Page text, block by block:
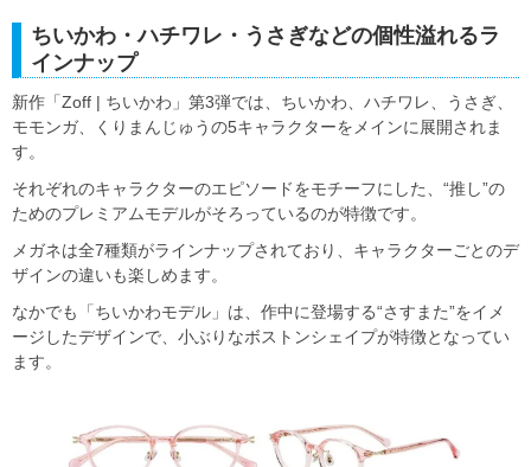
ちいかわ・ハチワレ・うさぎなどの個性溢れるラ
インナップ
新作「Zoff | ちいかわ」第3弾では、ちいかわ、ハチワレ、うさぎ、
モモンガ、くりまんじゅうの5キャラクターをメインに展開されま
す。
それぞれのキャラクターのエピソードをモチーフにした、“推し”の
ためのプレミアムモデルがそろっているのが特徴です。
メガネは全7種類がラインナップされており、キャラクターごとのデ
ザインの違いも楽しめます。
なかでも「ちいかわモデル」は、作中に登場する“さすまた”をイメ
ージしたデザインで、小ぶりなボストンシェイプが特徴となってい
ます。